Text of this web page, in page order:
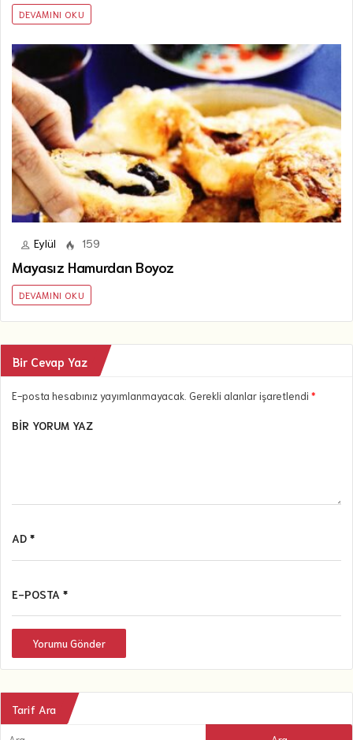
DEVAMINI OKU
Eylül 159
Mayasız Hamurdan Boyoz
DEVAMINI OKU
Bir Cevap Yaz
E-posta hesabınız yayımlanmayacak. Gerekli alanlar işaretlendi *
BIR YORUM YAZ
AD *
E-POSTA *
Yorumu Gönder
Tarif Ara